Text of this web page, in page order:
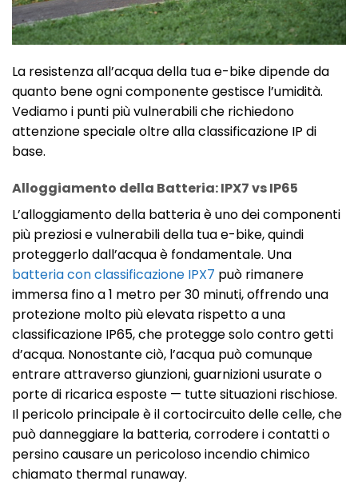
La resistenza all’acqua della tua e-bike dipende da
quanto bene ogni componente gestisce l’umidità.
Vediamo i punti più vulnerabili che richiedono
attenzione speciale oltre alla classificazione IP di
base.
Alloggiamento della Batteria: IPX7 vs IP65
L’alloggiamento della batteria è uno dei componenti
più preziosi e vulnerabili della tua e-bike, quindi
proteggerlo dall’acqua è fondamentale. Una
batteria con classificazione IPX7 può rimanere
immersa fino a 1 metro per 30 minuti, offrendo una
protezione molto più elevata rispetto a una
classificazione IP65, che protegge solo contro getti
d’acqua. Nonostante ciò, l’acqua può comunque
entrare attraverso giunzioni, guarnizioni usurate o
porte di ricarica esposte — tutte situazioni rischiose.
Il pericolo principale è il cortocircuito delle celle, che
può danneggiare la batteria, corrodere i contatti o
persino causare un pericoloso incendio chimico
chiamato thermal runaway.